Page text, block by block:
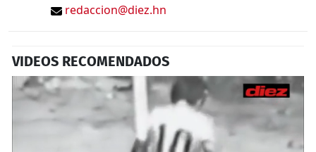
redaccion@diez.hn
VIDEOS RECOMENDADOS